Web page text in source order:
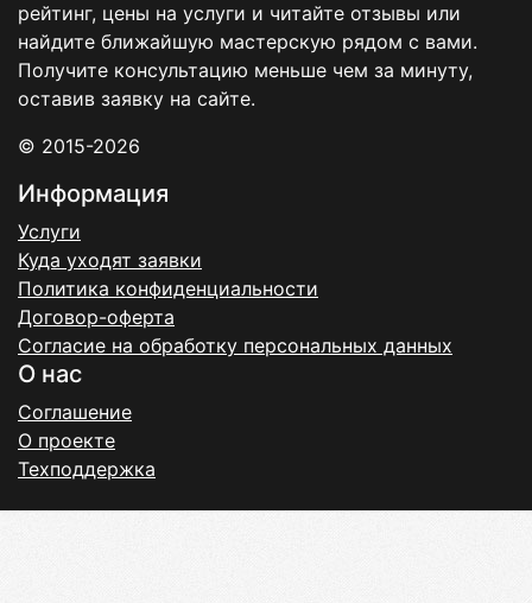
рейтинг, цены на услуги и читайте отзывы или
найдите ближайшую мастерскую рядом с вами.
Получите консультацию меньше чем за минуту,
оставив заявку на сайте.
© 2015-2026
Информация
Услуги
Куда уходят заявки
Политика конфиденциальности
Договор-оферта
Согласие на обработку персональных данных
О нас
Соглашение
О проекте
Техподдержка